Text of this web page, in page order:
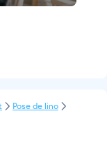
Pose de lino